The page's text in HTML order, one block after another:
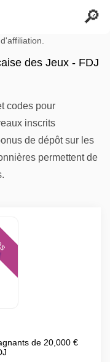
des Jeux - FDJ
codes pour
inscrits
de dépôt sur les
permettent de
de 20,000 €